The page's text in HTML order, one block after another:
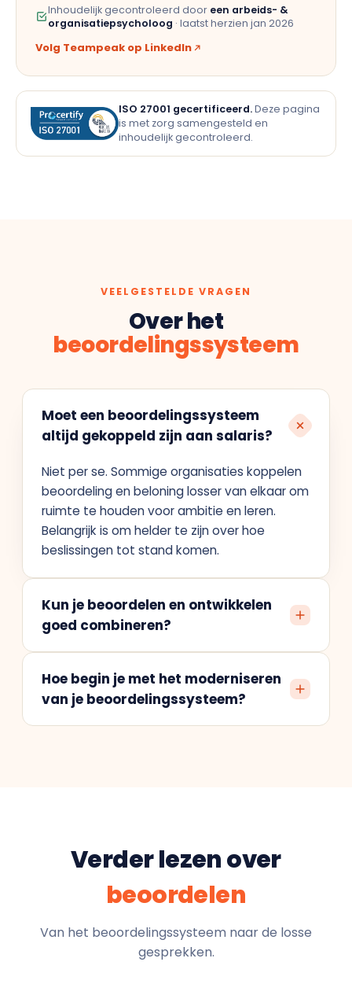
Inhoudelijk gecontroleerd door een arbeids- &
organisatiepsycholoog · laatst herzien jan 2026
Volg Teampeak op LinkedIn
ISO 27001 gecertificeerd.Deze pagina
is met zorg samengesteld en
inhoudelijk gecontroleerd.
VEELGESTELDE VRAGEN
Over het
beoordelingssysteem
Moet een beoordelingssysteem
altijd gekoppeld zijn aan salaris?
Niet per se. Sommige organisaties koppelen
beoordeling en beloning losser van elkaar om
ruimte te houden voor ambitie en leren.
Belangrijk is om helder te zijn over hoe
beslissingen tot stand komen.
Kun je beoordelen en ontwikkelen
goed combineren?
Hoe begin je met het moderniseren
van je beoordelingssysteem?
Verder lezen over
beoordelen
Van het beoordelingssysteem naar de losse
gesprekken.